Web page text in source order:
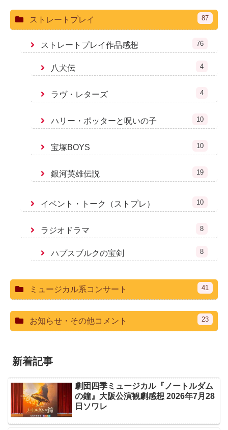
ストレートプレイ 87
ストレートプレイ作品感想 76
八犬伝 4
ラヴ・レターズ 4
ハリー・ポッターと呪いの子 10
宝塚BOYS 10
銀河英雄伝説 19
イベント・トーク（ストプレ） 10
ラジオドラマ 8
ハプスブルクの宝剣 8
ミュージカル系コンサート 41
お知らせ・その他コメント 23
新着記事
劇団四季ミュージカル『ノートルダム
の鐘』大阪公演観劇感想 2026年7月28
日ソワレ